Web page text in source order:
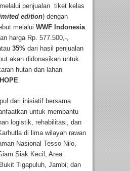
penjualan tiket kelas
edition) dengan
melalui WWF Indonesia.
harga Rp. 577.500,-,
35% dari hasil penjualan
akan didonasikan untuk
hutan dan lahan
HOPE.
dari inisiatif bersama
untuk membantu
logistik, rehabilitasi, dan
di lima wilayah rawan
Nasional Tesso Nilo,
Siak Kecil, Area
Tigapuluh, Jambi; dan